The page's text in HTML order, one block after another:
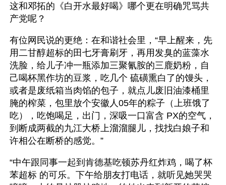
这和邓拓的《白开水最好喝》哪个更在明确咒骂共
产党呢？
有位网民说的更绝：在和谐社会里，“早上醒来，先
用二甘醇超标的田七牙膏刷牙，再用发臭的蓝藻水
洗脸，给儿子冲一瓶添加三聚氰胺的三鹿奶粉，自
己喝杯黑作坊的豆浆，吃几个 硫磺熏白了的馒头，
或者是废纸箱当肉馅的包子，就点儿废旧油漆桶里
腌的榨菜，包里放个安徽人05年的粽子（上班饿了
吃），吃饱喝足，出门，深吸一口富含 PX的空气，
到断成两截的九江大桥上溜溜腿儿，找找白娘子和
许相公在断桥的感觉。”
“中午跟同事一起到肯德基吃顿苏丹红炸鸡，喝了杯
苯超标 的可乐。下午给朋友打电话，就听见她哭哭